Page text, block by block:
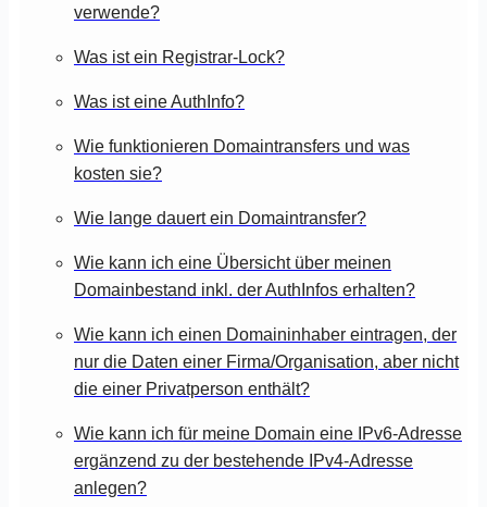
verwende?
Was ist ein Registrar-Lock?
Was ist eine AuthInfo?
Wie funktionieren Domaintransfers und was
kosten sie?
Wie lange dauert ein Domaintransfer?
Wie kann ich eine Übersicht über meinen
Domainbestand inkl. der AuthInfos erhalten?
Wie kann ich einen Domaininhaber eintragen, der
nur die Daten einer Firma/Organisation, aber nicht
die einer Privatperson enthält?
Wie kann ich für meine Domain eine IPv6-Adresse
ergänzend zu der bestehende IPv4-Adresse
anlegen?